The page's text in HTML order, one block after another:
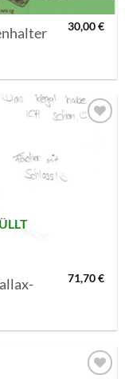
30,00€
SETZEN
71,70€